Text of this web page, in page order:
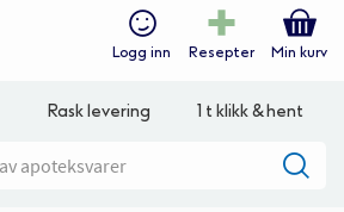
Logg inn Resepter Min kurv
Rask levering 1 t klikk & hent